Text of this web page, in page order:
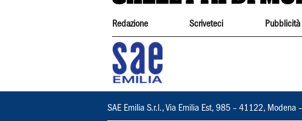
Redazione Scriveteci Pubblicità
SAE Emilia S.r.l., Via Emilia Est, 985 – 41122,